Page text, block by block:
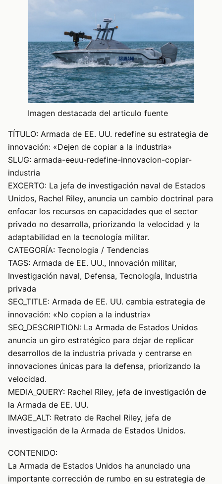
Imagen destacada del articulo fuente
TÍTULO: Armada de EE. UU. redefine su estrategia de
innovación: «Dejen de copiar a la industria»
SLUG: armada-eeuu-redefine-innovacion-copiar-
industria
EXCERTO: La jefa de investigación naval de Estados
Unidos, Rachel Riley, anuncia un cambio doctrinal para
enfocar los recursos en capacidades que el sector
privado no desarrolla, priorizando la velocidad y la
adaptabilidad en la tecnología militar.
CATEGORÍA: Tecnologia / Tendencias
TAGS: Armada de EE. UU., Innovación militar,
Investigación naval, Defensa, Tecnología, Industria
privada
SEO_TITLE: Armada de EE. UU. cambia estrategia de
innovación: «No copien a la industria»
SEO_DESCRIPTION: La Armada de Estados Unidos
anuncia un giro estratégico para dejar de replicar
desarrollos de la industria privada y centrarse en
innovaciones únicas para la defensa, priorizando la
velocidad.
MEDIA_QUERY: Rachel Riley, jefa de investigación de
la Armada de EE. UU.
IMAGE_ALT: Retrato de Rachel Riley, jefa de
investigación de la Armada de Estados Unidos.
CONTENIDO:
La Armada de Estados Unidos ha anunciado una
importante corrección de rumbo en su estrategia de